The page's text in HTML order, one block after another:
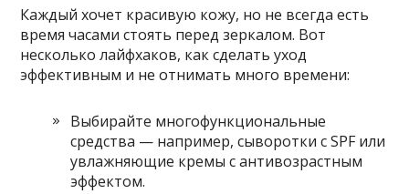
Каждый хочет красивую кожу, но не всегда есть
время часами стоять перед зеркалом. Вот
несколько лайфхаков, как сделать уход
эффективным и не отнимать много времени:
Выбирайте многофункциональные
средства — например, сыворотки с SPF или
увлажняющие кремы с антивозрастным
эффектом.